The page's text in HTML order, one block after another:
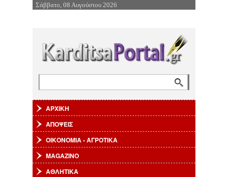
Επιστροφή στην Πλοήγηση
Σάββατο, 08 Αυγούστου 2026
ΑΡΧΙΚΗ
ΑΠΟΨΕΙΣ
ΟΙΚΟΝΟΜΙΑ - ΑΓΡΟΤΙΚΑ
MAGAZINO
ΑΘΛΗΤΙΚΑ